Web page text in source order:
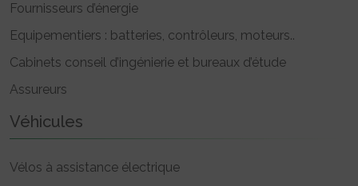
Fournisseurs d’énergie
Equipementiers : batteries, contrôleurs, moteurs..
Cabinets conseil d’ingénierie et bureaux d’étude
Assureurs
Véhicules
Vélos à assistance électrique